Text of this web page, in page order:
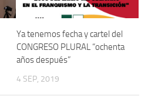
Ya tenemos fecha y cartel del
CONGRESO PLURAL “ochenta
años después”
4 SEP, 2019